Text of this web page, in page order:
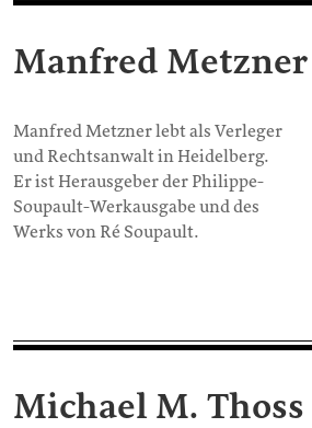
Manfred Metzner
Manfred Metzner lebt als Verleger
und Rechtsanwalt in Heidelberg.
Er ist Herausgeber der Philippe-
Soupault-Werkausgabe und des
Werks von Ré Soupault.
Michael M. Thoss